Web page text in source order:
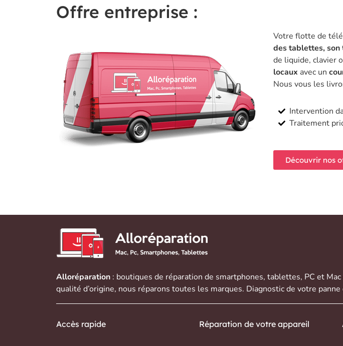
Offre entreprise :
Votre flotte de
des tablettes, son
de liquide, clavier
locaux avec un
Nous vous les
Intervention
Traitement
Découvrir nos
Alloréparation : boutiques de réparation de smartphones, tablettes, PC et Mac
qualité d’origine, nous réparons toutes les marques. Diagnostic de votre
Accès rapide Réparation de votre appareil